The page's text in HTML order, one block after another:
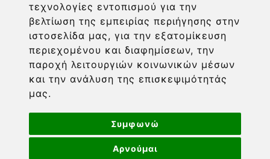
τεχνολογίες εντοπισμού για την
βελτίωση της εμπειρίας περιήγησης στην
ιστοσελίδα μας, για την εξατομίκευση
περιεχομένου και διαφημίσεων, την
παροχή λειτουργιών κοινωνικών μέσων
και την ανάλυση της επισκεψιμότητάς
μας.
Συμφωνώ
Αρνούμαι